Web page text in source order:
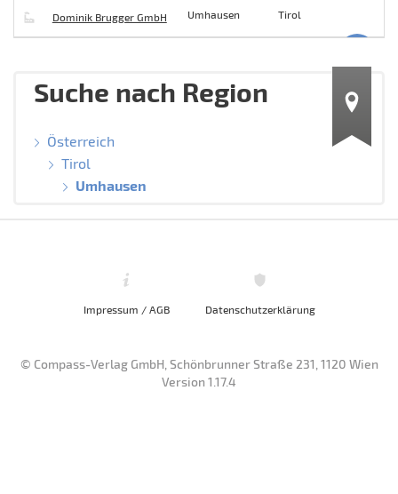
Dominik Brugger GmbH Umhausen Tirol
Suche nach Region
Österreich
Tirol
Umhausen
Impressum / AGB Datenschutzerklärung
© Compass-Verlag GmbH, Schönbrunner Straße 231, 1120 Wien
Version 1.17.4